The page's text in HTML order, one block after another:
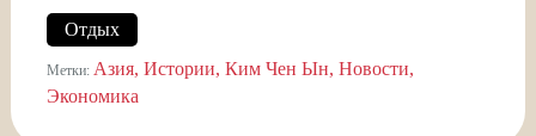
Отдых
Метки: Азия Истории Ким Чен Ын Новости
Экономика